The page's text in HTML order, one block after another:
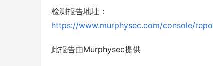
检测报告地址：
https://www.murphysec.com/console/
此报告由Murphysec提供